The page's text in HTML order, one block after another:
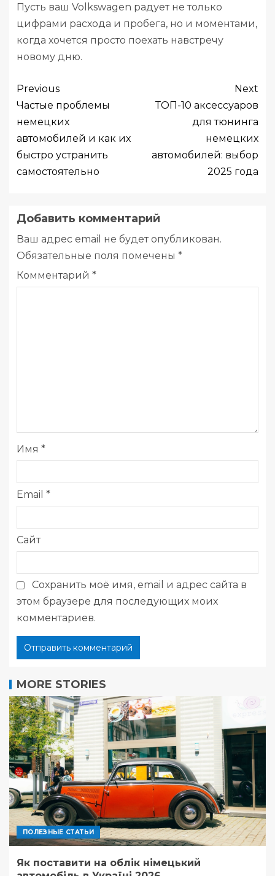
Пусть ваш Volkswagen радует не только
цифрами расхода и пробега, но и моментами,
когда хочется просто поехать навстречу
новому дню.
Previous
Частые проблемы
немецких
автомобилей и как их
быстро устранить
самостоятельно
Next
ТОП-10 аксессуаров
для тюнинга
немецких
автомобилей: выбор
2025 года
Добавить комментарий
Ваш адрес email не будет опубликован.
Обязательные поля помечены *
Комментарий *
Имя *
Email *
Сайт
Сохранить моё имя, email и адрес сайта в
этом браузере для последующих моих
комментариев.
MORE STORIES
ПОЛЕЗНЫЕ СТАТЬИ
Як поставити на облік німецький